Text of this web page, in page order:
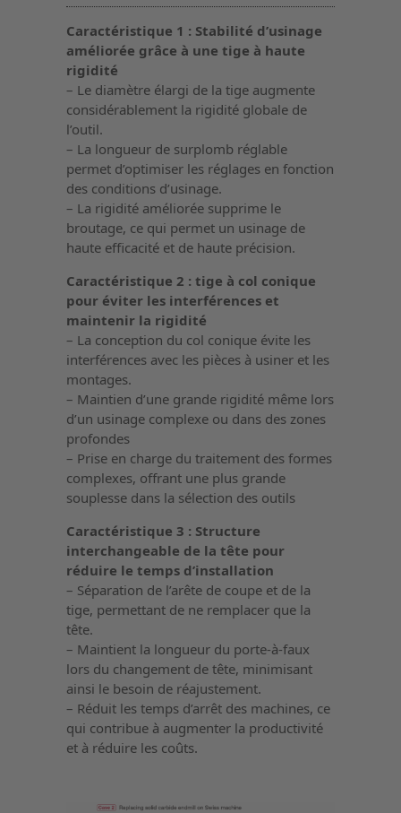
Caractéristique 1 : Stabilité d’usinage
améliorée grâce à une tige à haute
rigidité
– Le diamètre élargi de la tige augmente
considérablement la rigidité globale de
l’outil.
– La longueur de surplomb réglable
permet d’optimiser les réglages en fonction
des conditions d’usinage.
– La rigidité améliorée supprime le
broutage, ce qui permet un usinage de
haute efficacité et de haute précision.
Caractéristique 2 : tige à col conique
pour éviter les interférences et
maintenir la rigidité
– La conception du col conique évite les
interférences avec les pièces à usiner et les
montages.
– Maintien d’une grande rigidité même lors
d’un usinage complexe ou dans des zones
profondes
– Prise en charge du traitement des formes
complexes, offrant une plus grande
souplesse dans la sélection des outils
Caractéristique 3 : Structure
interchangeable de la tête pour
réduire le temps d’installation
– Séparation de l’arête de coupe et de la
tige, permettant de ne remplacer que la
tête.
– Maintient la longueur du porte-à-faux
lors du changement de tête, minimisant
ainsi le besoin de réajustement.
– Réduit les temps d’arrêt des machines, ce
qui contribue à augmenter la productivité
et à réduire les coûts.